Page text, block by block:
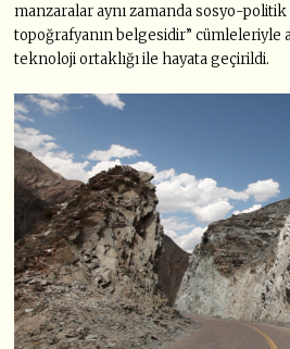
manzaralar aynı zamanda sosyo-
topoğrafyanın belgesidir” cümleleriyle
teknoloji ortaklığı ile hayata geçirildi.